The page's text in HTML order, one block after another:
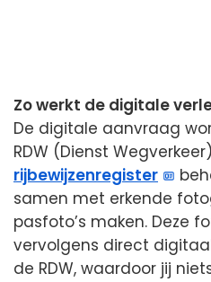
Zo werkt de digitale
De digitale aanvraag
RDW (Dienst
rijbewijzenregister
samen met erkende
pasfoto’s maken. Deze
vervolgens direct
de RDW, waardoor jij